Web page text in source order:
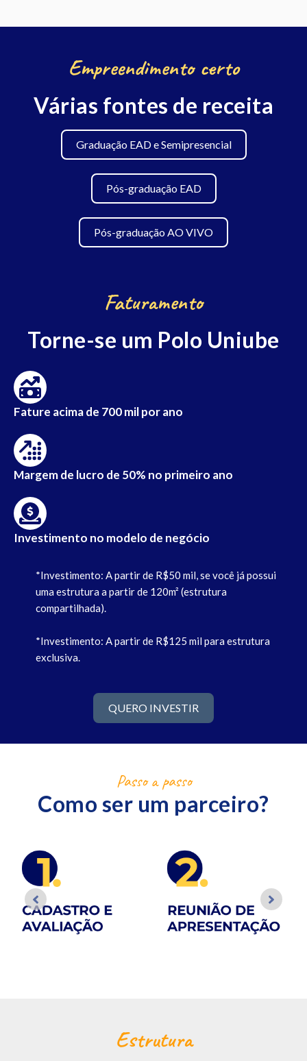
Empreendimento certo
Várias fontes de receita
Graduação EAD e Semipresencial
Pós-graduação EAD
Pós-graduação AO VIVO
Faturamento
Torne-se um Polo Uniube
Fature acima de 700 mil por ano
Margem de lucro de 50% no primeiro ano
Investimento no modelo de negócio
*Investimento: A partir de R$50 mil, se você já possui
uma estrutura a partir de 120m² (estrutura
compartilhada).
*Investimento: A partir de R$125 mil para estrutura
exclusiva.
QUERO INVESTIR
Passo a passo
Como ser um parceiro?
Estrutura